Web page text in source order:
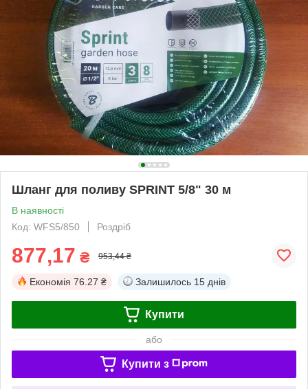
Шланг для поливу SPRINT 5/8" 30 м
В наявності
Код: WFS5/850
Роздріб
877,17 ₴ 953,44 ₴
Економія 76.27 ₴ Залишилось 15 днів
Купити
або
Купити з